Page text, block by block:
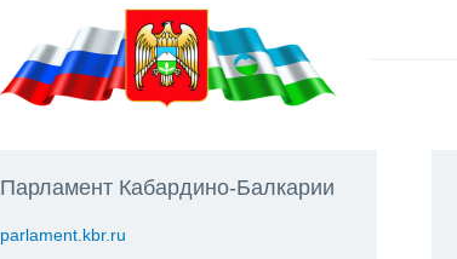
Парламент Кабардино-Балкарии
parlament.kbr.ru